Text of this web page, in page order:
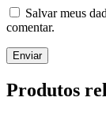
Salvar meus
comentar.
Produtos